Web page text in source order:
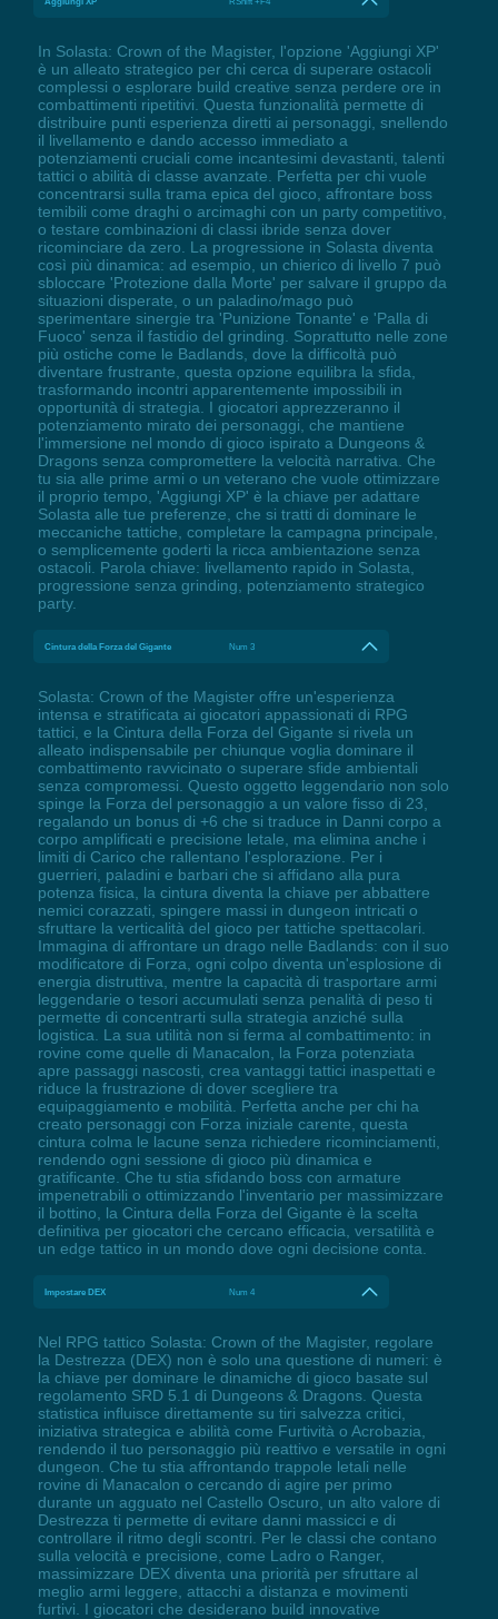
In Solasta: Crown of the Magister, l'opzione 'Aggiungi XP'
è un alleato strategico per chi cerca di superare ostacoli
complessi o esplorare build creative senza perdere ore in
combattimenti ripetitivi. Questa funzionalità permette di
distribuire punti esperienza diretti ai personaggi, snellendo
il livellamento e dando accesso immediato a
potenziamenti cruciali come incantesimi devastanti, talenti
tattici o abilità di classe avanzate. Perfetta per chi vuole
concentrarsi sulla trama epica del gioco, affrontare boss
temibili come draghi o arcimaghi con un party competitivo,
o testare combinazioni di classi ibride senza dover
ricominciare da zero. La progressione in Solasta diventa
così più dinamica: ad esempio, un chierico di livello 7 può
sbloccare 'Protezione dalla Morte' per salvare il gruppo da
situazioni disperate, o un paladino/mago può
sperimentare sinergie tra 'Punizione Tonante' e 'Palla di
Fuoco' senza il fastidio del grinding. Soprattutto nelle zone
più ostiche come le Badlands, dove la difficoltà può
diventare frustrante, questa opzione equilibra la sfida,
trasformando incontri apparentemente impossibili in
opportunità di strategia. I giocatori apprezzeranno il
potenziamento mirato dei personaggi, che mantiene
l'immersione nel mondo di gioco ispirato a Dungeons &
Dragons senza compromettere la velocità narrativa. Che
tu sia alle prime armi o un veterano che vuole ottimizzare
il proprio tempo, 'Aggiungi XP' è la chiave per adattare
Solasta alle tue preferenze, che si tratti di dominare le
meccaniche tattiche, completare la campagna principale,
o semplicemente goderti la ricca ambientazione senza
ostacoli. Parola chiave: livellamento rapido in Solasta,
progressione senza grinding, potenziamento strategico
party.
Cintura della Forza del Gigante Num 3
Solasta: Crown of the Magister offre un'esperienza
intensa e stratificata ai giocatori appassionati di RPG
tattici, e la Cintura della Forza del Gigante si rivela un
alleato indispensabile per chiunque voglia dominare il
combattimento ravvicinato o superare sfide ambientali
senza compromessi. Questo oggetto leggendario non solo
spinge la Forza del personaggio a un valore fisso di 23,
regalando un bonus di +6 che si traduce in Danni corpo a
corpo amplificati e precisione letale, ma elimina anche i
limiti di Carico che rallentano l'esplorazione. Per i
guerrieri, paladini e barbari che si affidano alla pura
potenza fisica, la cintura diventa la chiave per abbattere
nemici corazzati, spingere massi in dungeon intricati o
sfruttare la verticalità del gioco per tattiche spettacolari.
Immagina di affrontare un drago nelle Badlands: con il suo
modificatore di Forza, ogni colpo diventa un'esplosione di
energia distruttiva, mentre la capacità di trasportare armi
leggendarie o tesori accumulati senza penalità di peso ti
permette di concentrarti sulla strategia anziché sulla
logistica. La sua utilità non si ferma al combattimento: in
rovine come quelle di Manacalon, la Forza potenziata
apre passaggi nascosti, crea vantaggi tattici inaspettati e
riduce la frustrazione di dover scegliere tra
equipaggiamento e mobilità. Perfetta anche per chi ha
creato personaggi con Forza iniziale carente, questa
cintura colma le lacune senza richiedere ricominciamenti,
rendendo ogni sessione di gioco più dinamica e
gratificante. Che tu stia sfidando boss con armature
impenetrabili o ottimizzando l'inventario per massimizzare
il bottino, la Cintura della Forza del Gigante è la scelta
definitiva per giocatori che cercano efficacia, versatilità e
un edge tattico in un mondo dove ogni decisione conta.
Impostare DEX Num 4
Nel RPG tattico Solasta: Crown of the Magister, regolare
la Destrezza (DEX) non è solo una questione di numeri: è
la chiave per dominare le dinamiche di gioco basate sul
regolamento SRD 5.1 di Dungeons & Dragons. Questa
statistica influisce direttamente su tiri salvezza critici,
iniziativa strategica e abilità come Furtività o Acrobazia,
rendendo il tuo personaggio più reattivo e versatile in ogni
dungeon. Che tu stia affrontando trappole letali nelle
rovine di Manacalon o cercando di agire per primo
durante un agguato nel Castello Oscuro, un alto valore di
Destrezza ti permette di evitare danni massicci e di
controllare il ritmo degli scontri. Per le classi che contano
sulla velocità e precisione, come Ladro o Ranger,
massimizzare DEX diventa una priorità per sfruttare al
meglio armi leggere, attacchi a distanza e movimenti
furtivi. I giocatori che desiderano build innovative